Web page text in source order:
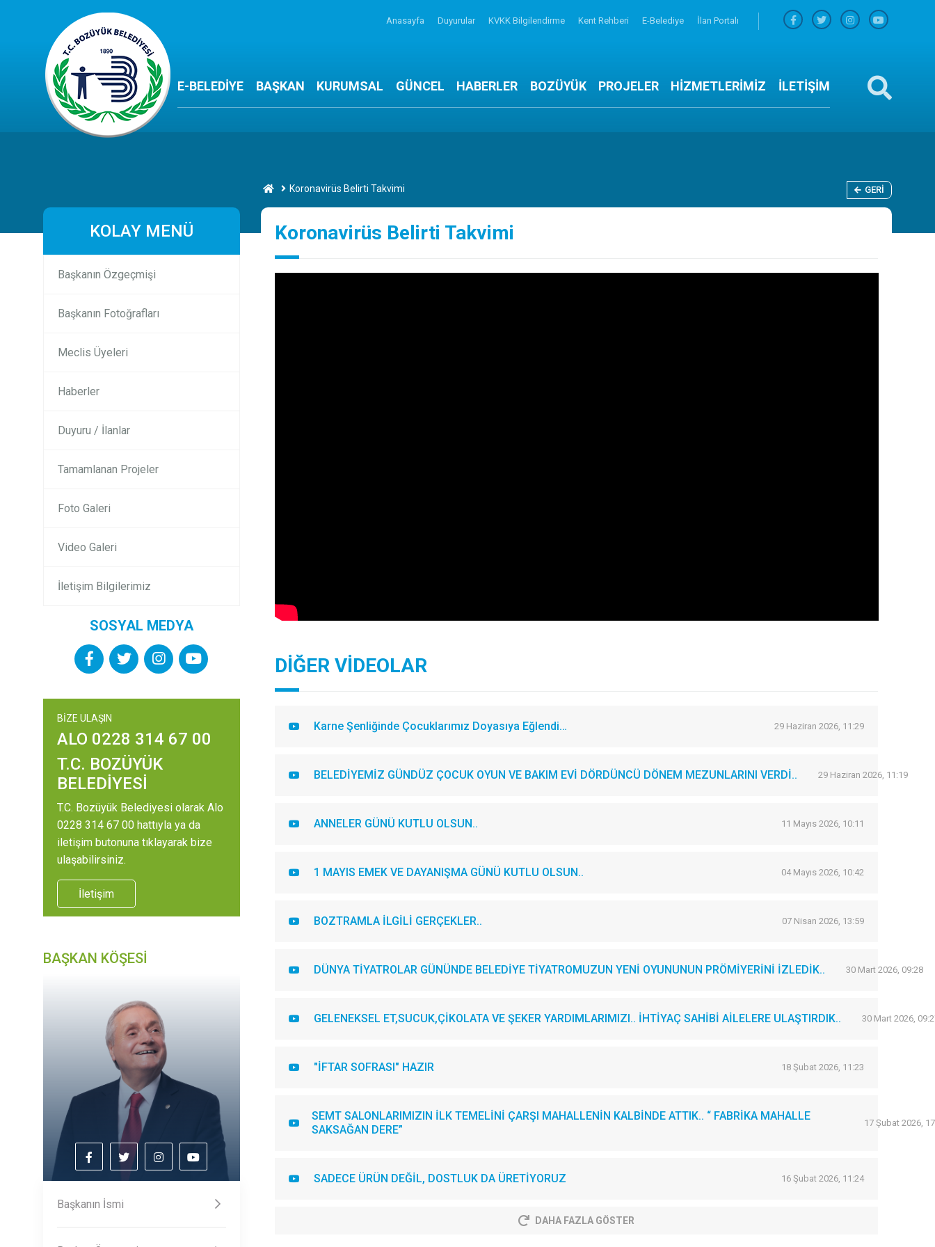
Anasayfa Duyurular KVKK Bilgilendirme Kent Rehberi E-Belediye İlan Portalı
E-BELEDİYE BAŞKAN KURUMSAL GÜNCEL HABERLER BOZÜYÜK PROJELER HİZMETLERİMİZ İLETİŞİM
Koronavirüs Belirti Takvimi GERI
KOLAY MENÜ
Başkanın Özgeçmişi
Başkanın Fotoğrafları
Meclis Üyeleri
Haberler
Duyuru / İlanlar
Tamamlanan Projeler
Foto Galeri
Video Galeri
İletişim Bilgilerimiz
SOSYAL MEDYA
BİZE ULAŞIN
ALO 0228 314 67 00
T.C. BOZÜYÜK
BELEDİYESİ
T.C. Bozüyük Belediyesi olarak Alo
0228 314 67 00 hattıyla ya da
iletişim butonuna tıklayarak bize
ulaşabilirsiniz.
İletişim
BAŞKAN KÖŞESİ
Başkanın İsmi
Koronavirüs Belirti Takvimi
DİĞER VİDEOLAR
Karne Şenliğinde Çocuklarımız Doyasıya Eğlendi… 29 Haziran 2026, 11:29
BELEDİYEMİZ GÜNDÜZ ÇOCUK OYUN VE BAKIM EVİ DÖRDÜNCÜ DÖNEM MEZUNLARINI VERDİ.. 29 Haziran 2026, 11:19
ANNELER GÜNÜ KUTLU OLSUN.. 11 Mayıs 2026, 10:11
1 MAYIS EMEK VE DAYANIŞMA GÜNÜ KUTLU OLSUN.. 04 Mayıs 2026, 10:42
BOZTRAMLA İLGİLİ GERÇEKLER.. 07 Nisan 2026, 13:59
DÜNYA TİYATROLAR GÜNÜNDE BELEDİYE TİYATROMUZUN YENİ OYUNUNUN PRÖMİYERİNİ İZLEDİK.. 30 Mart 2026, 09:28
GELENEKSEL ET,SUCUK,ÇİKOLATA VE ŞEKER YARDIMLARIMIZI.. İHTİYAÇ SAHİBİ AİLELERE ULAŞTIRDIK.. 30 Mart 2026,
"İFTAR SOFRASI" HAZIR 18 Şubat 2026, 11:23
SEMT SALONLARIMIZIN İLK TEMELİNİ ÇARŞI MAHALLENİN KALBİNDE ATTIK.. “ FABRİKA MAHALLE
SAKSAĞAN DERE”
17 Şubat 2026,
SADECE ÜRÜN DEĞİL, DOSTLUK DA ÜRETİYORUZ 16 Şubat 2026, 11:24
DAHA FAZLA GÖSTER